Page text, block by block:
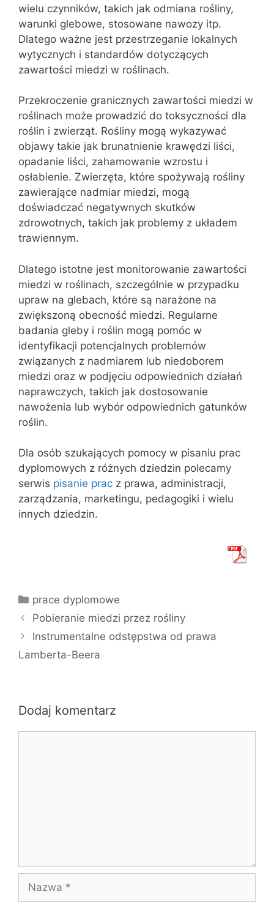
wielu czynników, takich jak odmiana rośliny,
warunki glebowe, stosowane nawozy itp.
Dlatego ważne jest przestrzeganie lokalnych
wytycznych i standardów dotyczących
zawartości miedzi w roślinach.
Przekroczenie granicznych zawartości miedzi w
roślinach może prowadzić do toksyczności dla
roślin i zwierząt. Rośliny mogą wykazywać
objawy takie jak brunatnienie krawędzi liści,
opadanie liści, zahamowanie wzrostu i
osłabienie. Zwierzęta, które spożywają rośliny
zawierające nadmiar miedzi, mogą
doświadczać negatywnych skutków
zdrowotnych, takich jak problemy z układem
trawiennym.
Dlatego istotne jest monitorowanie zawartości
miedzi w roślinach, szczególnie w przypadku
upraw na glebach, które są narażone na
zwiększoną obecność miedzi. Regularne
badania gleby i roślin mogą pomóc w
identyfikacji potencjalnych problemów
związanych z nadmiarem lub niedoborem
miedzi oraz w podjęciu odpowiednich działań
naprawczych, takich jak dostosowanie
nawożenia lub wybór odpowiednich gatunków
roślin.
Dla osób szukających pomocy w pisaniu prac
dyplomowych z różnych dziedzin polecamy
serwis pisanie prac z prawa, administracji,
zarządzania, marketingu, pedagogiki i wielu
innych dziedzin.
Kategorie
prace dyplomowe
Pobieranie miedzi przez rośliny
Instrumentalne odstępstwa od prawa
Lamberta-Beera
Dodaj komentarz